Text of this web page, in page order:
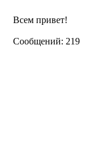
Всем привет!
Сообщений: 219